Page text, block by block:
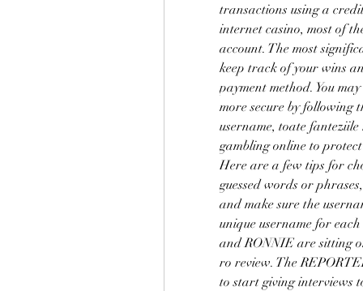
transactions using a
internet casino, most of
account. The most
keep track of your wins
payment method. You
more secure by following
username, toate
gambling online to
Here are a few tips for
guessed words or
and make sure the
unique username for
and RONNIE are sitting
ro review. The
to start giving interviews